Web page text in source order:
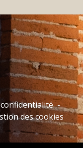
-
des cookies